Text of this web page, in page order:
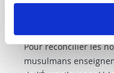
qu’un tel usage ne
Pour réconcilier les
musulmans